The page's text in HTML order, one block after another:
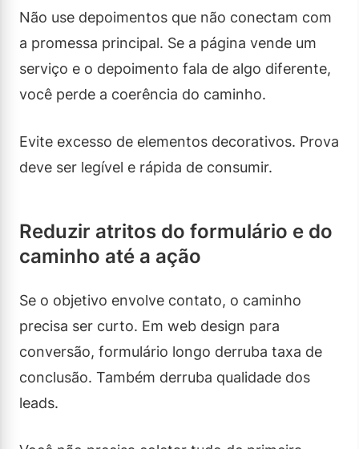
Não use depoimentos que não conectam com
a promessa principal. Se a página vende um
serviço e o depoimento fala de algo diferente,
você perde a coerência do caminho.
Evite excesso de elementos decorativos. Prova
deve ser legível e rápida de consumir.
Reduzir atritos do formulário e do
caminho até a ação
Se o objetivo envolve contato, o caminho
precisa ser curto. Em web design para
conversão, formulário longo derruba taxa de
conclusão. Também derruba qualidade dos
leads.